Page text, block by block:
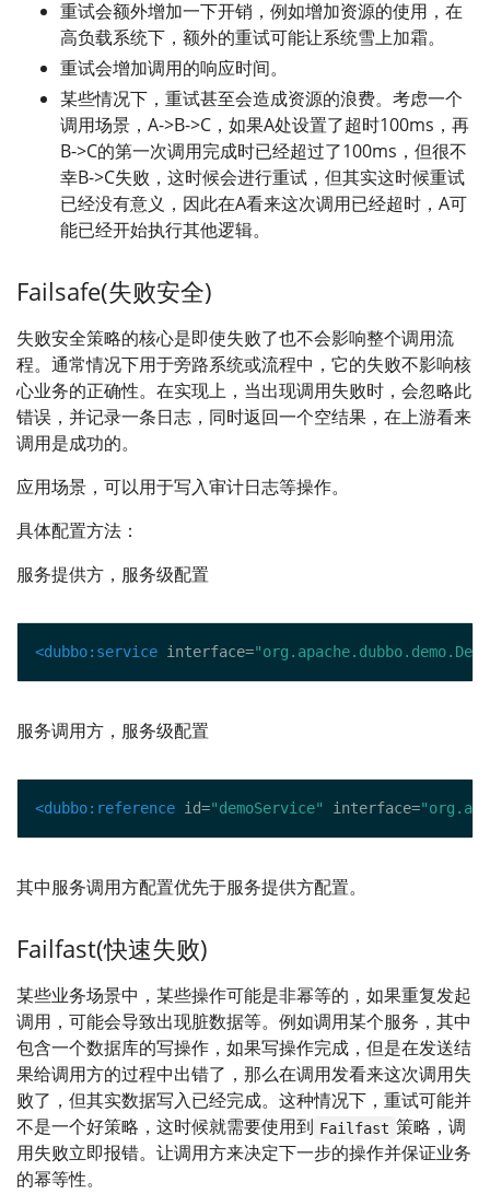
重试会额外增加一下开销，例如增加资源的使用，在
高负载系统下，额外的重试可能让系统雪上加霜。
重试会增加调用的响应时间。
某些情况下，重试甚至会造成资源的浪费。考虑一个
调用场景，A->B->C，如果A处设置了超时100ms，再
B->C的第一次调用完成时已经超过了100ms，但很不
幸B->C失败，这时候会进行重试，但其实这时候重试
已经没有意义，因此在A看来这次调用已经超时，A可
能已经开始执行其他逻辑。
Failsafe(失败安全)
失败安全策略的核心是即使失败了也不会影响整个调用流
程。通常情况下用于旁路系统或流程中，它的失败不影响核
心业务的正确性。在实现上，当出现调用失败时，会忽略此
错误，并记录一条日志，同时返回一个空结果，在上游看来
调用是成功的。
应用场景，可以用于写入审计日志等操作。
具体配置方法：
服务提供方，服务级配置
<dubbo:service interface=
服务调用方，服务级配置
<dubbo:reference id="demoService" interface=
其中服务调用方配置优先于服务提供方配置。
Failfast(快速失败)
某些业务场景中，某些操作可能是非幂等的，如果重复发起
调用，可能会导致出现脏数据等。例如调用某个服务，其中
包含一个数据库的写操作，如果写操作完成，但是在发送结
果给调用方的过程中出错了，那么在调用发看来这次调用失
败了，但其实数据写入已经完成。这种情况下，重试可能并
不是一个好策略，这时候就需要使用到 Failfast 策略，调
用失败立即报错。让调用方来决定下一步的操作并保证业务
的幂等性。